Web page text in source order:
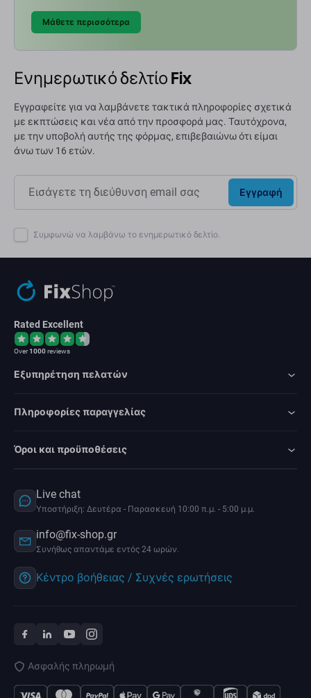
Μάθετε περισσότερα
Ενημερωτικό δελτίο Fix
Εγγραφείτε για να λαμβάνετε τακτικά πληροφορίες σχετικά
με εκπτώσεις και νέα από την προσφορά μας. Ταυτόχρονα,
με την υποβολή αυτής της φόρμας, επιβεβαιώνω ότι είμαι
άνω των 16 ετών.
Εγγραφή
Συμφωνώ να λαμβάνω το ενημερωτικό δελτίο.
Rated Excellent
Over1000reviews
Εξυπηρέτηση πελατών
Πληροφορίες παραγγελίας
Όροι και προϋποθέσεις
Live chat
Υποστήριξη: Δευτέρα - Παρασκευή 10:00 π.μ. - 5:00 μ.μ.
info@fix-shop.gr
Συνήθως απαντάμε εντός 24 ωρών.
Κέντρο βοήθειας / Συχνές ερωτήσεις
Ασφαλής πληρωμή